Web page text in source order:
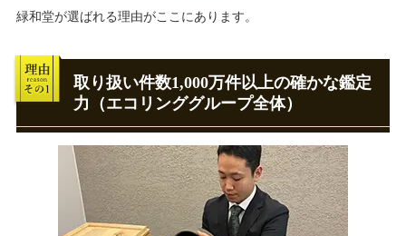
緑和堂が選ばれる理由がここにあります。
取り扱い件数1,000万件以上の確かな鑑定
力（エコリンググループ全体）